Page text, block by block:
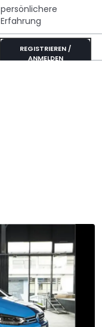
persönlichere
Erfahrung
REGISTRIEREN /
ANMELDEN